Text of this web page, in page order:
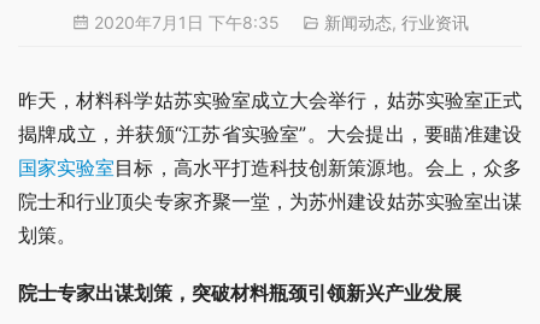
2020年7月1日 下午8:35 新闻动态, 行业资讯
昨天，材料科学姑苏实验室成立大会举行，姑苏实验室正式
揭牌成立，并获颁“江苏省实验室”。大会提出，要瞄准建设
国家实验室目标，高水平打造科技创新策源地。会上，众多
院士和行业顶尖专家齐聚一堂，为苏州建设姑苏实验室出谋
划策。
院士专家出谋划策，突破材料瓶颈引领新兴产业发展